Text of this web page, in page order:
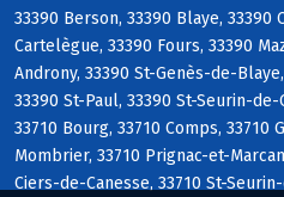
33390 Berson, 33390 Blaye, 33390
Cartelègue, 33390 Fours, 33390
Androny, 33390 St-Genès-de-
33390 St-Paul, 33390 St-Seurin-
33710 Bourg, 33710 Comps, 33710
Mombrier, 33710 Prignac-et-
Ciers-de-Canesse, 33710 St-